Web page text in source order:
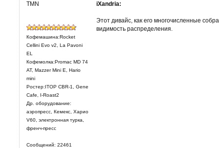
TMN
Кофемашина:Rocket
Cellini Evo v2, La Pavoni
EL
Кофемолка:Promac MD 74
AT, Mazzer Mini E, Hario
mini
Ростер:ITOP CBR-1, Gene
Cafe, I-Roast2
Др. оборудование:
аэропресс, Кемекс, Харио
V60, электронная турка,
френч-пресс
Сообщений: 22461
iXandria:
Этот дивайс, как его многочисленные
видимость распределения.